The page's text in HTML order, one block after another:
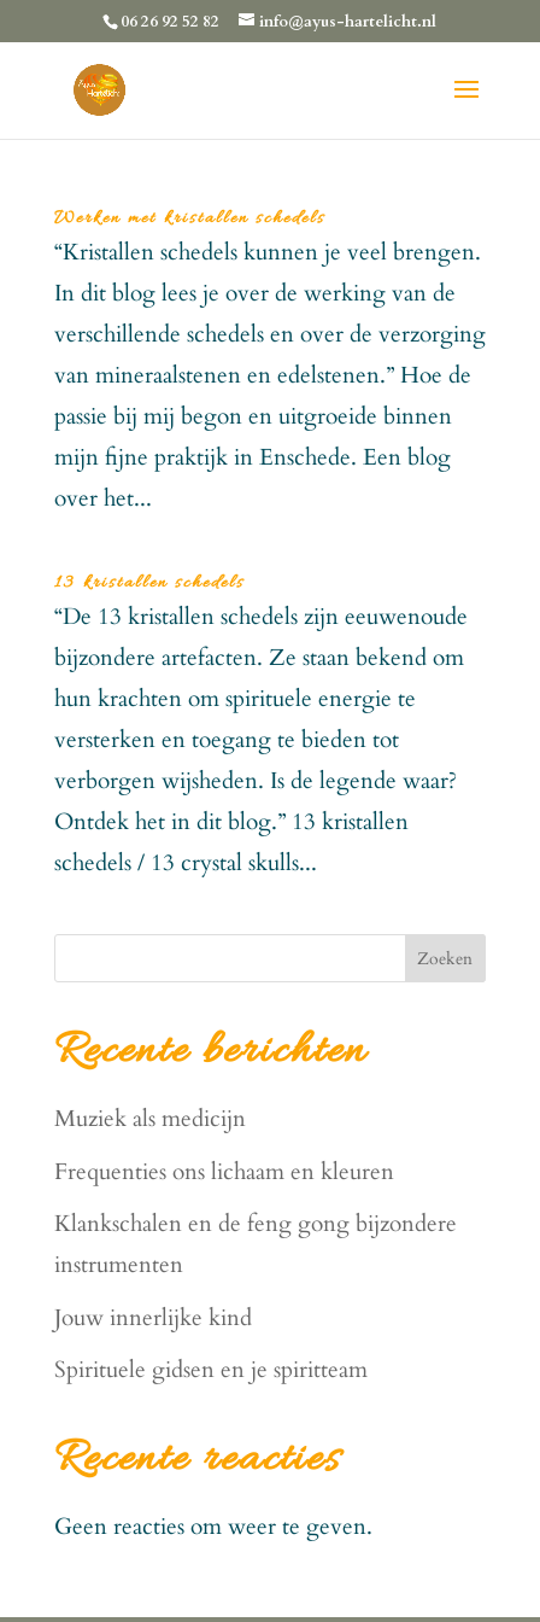
06 26 92 52 82 info@ayus-hartelicht.nl
Werken met kristallen schedels
“Kristallen schedels kunnen je veel brengen.
In dit blog lees je over de werking van de
verschillende schedels en over de verzorging
van mineraalstenen en edelstenen.” Hoe de
passie bij mij begon en uitgroeide binnen
mijn fijne praktijk in Enschede. Een blog
over het...
13 kristallen schedels
“De 13 kristallen schedels zijn eeuwenoude
bijzondere artefacten. Ze staan bekend om
hun krachten om spirituele energie te
versterken en toegang te bieden tot
verborgen wijsheden. Is de legende waar?
Ontdek het in dit blog.” 13 kristallen
schedels / 13 crystal skulls...
Zoeken
Recente berichten
Muziek als medicijn
Frequenties ons lichaam en kleuren
Klankschalen en de feng gong bijzondere
instrumenten
Jouw innerlijke kind
Spirituele gidsen en je spiritteam
Recente reacties
Geen reacties om weer te geven.